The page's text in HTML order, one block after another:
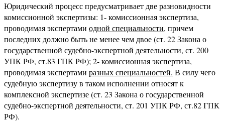
Юридический процесс предусматривает две разновидности
комиссионной экспертизы: 1- комиссионная экспертиза,
проводимая экспертами одной специальности, причем
последних должно быть не менее чем двое (ст. 22 Закона о
государственной судебно-экспертной деятельности, ст. 200
УПК РФ, ст.83 ГПК РФ); 2- комиссионная экспертиза,
проводимая экспертами разных специальностей. В силу чего
судебную экспертизу в таком исполнении относят к
комплексной экспертизе (ст. 23 Закона о государственной
судебно-экспертной деятельности, ст. 201 УПК РФ, ст.82 ГПК
РФ).